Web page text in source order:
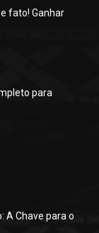
fato! Ganhar
para
A Chave para o